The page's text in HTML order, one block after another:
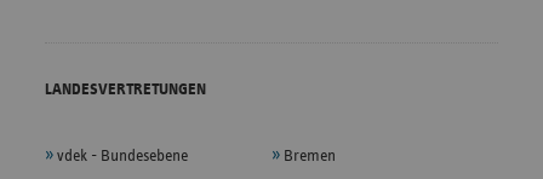
LANDESVERTRETUNGEN
vdek - Bundesebene Bremen